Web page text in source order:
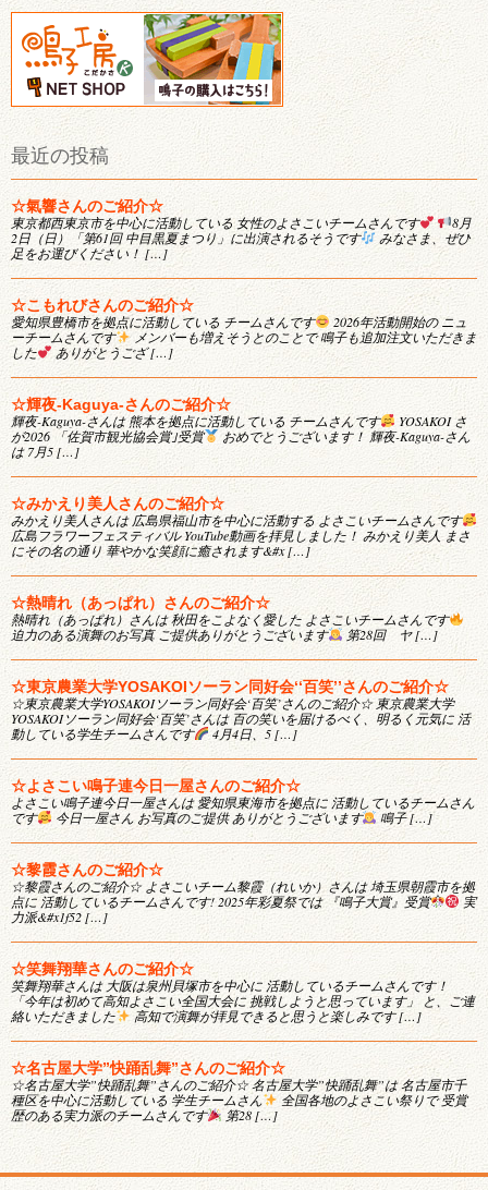
最近の投稿
☆氣響さんのご紹介☆
東京都西東京市を中心に活動している 女性のよさこいチームさんです
8月
2日（日）「第61回 中目黒夏まつり」に出演されるそうです
みなさま、ぜひ
足をお運びください！ […]
☆こもれびさんのご紹介☆
愛知県豊橋市を拠点に活動している チームさんです
2026年活動開始の ニュ
ーチームさんです
メンバーも増えそうとのことで 鳴子も追加注文いただきま
した
ありがとうござ […]
☆輝夜-Kaguya-さんのご紹介☆
輝夜-Kaguya-さんは 熊本を拠点に活動している チームさんです
YOSAKOI さ
が2026 「佐賀市観光協会賞｣受賞
おめでとうございます！ 輝夜-Kaguya-さん
は 7月5 […]
☆みかえり美人さんのご紹介☆
みかえり美人さんは 広島県福山市を中心に活動する よさこいチームさんです
広島フラワーフェスティバル YouTube動画を拝見しました！ みかえり美人 まさ
にその名の通り 華やかな笑顔に癒されます&#x […]
☆熱晴れ（あっぱれ）さんのご紹介☆
熱晴れ（あっぱれ）さんは 秋田をこよなく愛した よさこいチームさんです
迫力のある演舞のお写真 ご提供ありがとうございます
第28回 ヤ […]
☆東京農業大学YOSAKOIソーラン同好会‘‘百笑’’さんのご紹介☆
☆東京農業大学YOSAKOIソーラン同好会‘百笑’さんのご紹介☆ 東京農業大学
YOSAKOIソーラン同好会‘百笑’さんは 百の笑いを届けるべく、明るく元気に 活
動している学生チームさんです
4月4日、5 […]
☆よさこい鳴子連今日一屋さんのご紹介☆
よさこい鳴子連今日一屋さんは 愛知県東海市を拠点に 活動しているチームさん
です
今日一屋さん お写真のご提供 ありがとうございます 鳴子 […]
☆黎霞さんのご紹介☆
☆黎霞さんのご紹介☆ よさこいチーム黎霞（れいか）さんは 埼玉県朝霞市を拠
点に 活動しているチームさんです! 2025年彩夏祭では 『鳴子大賞』受賞
実
力派&#x1f52 […]
☆笑舞翔華さんのご紹介☆
笑舞翔華さんは 大阪は泉州貝塚市を中心に 活動しているチームさんです！
「今年は初めて高知よさこい全国大会に 挑戦しようと思っています」 と、ご連
絡いただきました
高知で演舞が拝見できると思うと楽しみです […]
☆名古屋大学”快踊乱舞”さんのご紹介☆
☆名古屋大学”快踊乱舞”さんのご紹介☆ 名古屋大学”快踊乱舞”は 名古屋市千
種区を中心に活動している 学生チームさん
全国各地のよさこい祭りで 受賞
歴のある実力派のチームさんです
第28 […]